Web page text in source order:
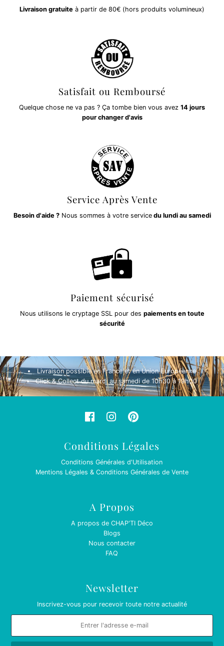
Livraison gratuite à partir de 80€ (hors produits volumineux)
Satisfait ou Remboursé
Quelque chose ne va pas ? Ça tombe bien vous avez 14 jours
pour changer d'avis
Service Après Vente
Besoin d'aide ?Nous sommes à votre servicedu lundi au samedi
Paiement sécurisé
Nous utilisons le cryptage SSL pour des paiements en toute
sécurité
Livraison possible en France et en Union Européenne
Click & Collect du mardi au samedi de 10h30 à 19h00
Conditions Légales
Conditions Générales d'Utilisation
Mentions Légales & Conditions Générales de Vente
A Propos
A propos de CHAP'TI Déco
Blogs
Nous contacter
FAQ
Newsletter
Inscrivez-vous pour recevoir toute notre actualité